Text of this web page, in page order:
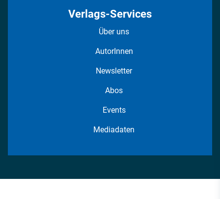
Verlags-Services
Über uns
AutorInnen
Newsletter
Abos
Events
Mediadaten